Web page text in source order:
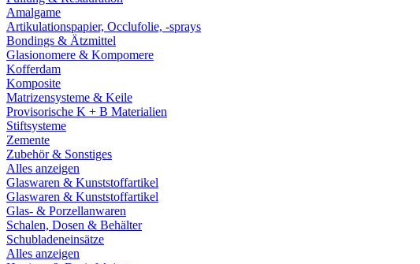
Amalgame
Artikulationspapier, Occlufolie, -sprays
Bondings & Ätzmittel
Glasionomere & Kompomere
Kofferdam
Komposite
Matrizensysteme & Keile
Provisorische K + B Materialien
Stiftsysteme
Zemente
Zubehör & Sonstiges
Alles anzeigen
Glaswaren & Kunststoffartikel
Glaswaren & Kunststoffartikel
Glas- & Porzellanwaren
Schalen, Dosen & Behälter
Schubladeneinsätze
Alles anzeigen